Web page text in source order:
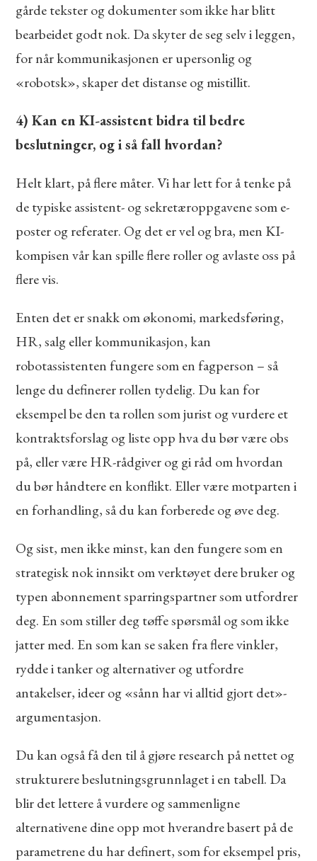
gårde tekster og dokumenter som ikke har blitt
bearbeidet godt nok. Da skyter de seg selv i leggen,
for når kommunikasjonen er upersonlig og
«robotsk», skaper det distanse og mistillit.
4) Kan en KI-assistent bidra til bedre
beslutninger, og i så fall hvordan?
Helt klart, på flere måter. Vi har lett for å tenke på
de typiske assistent- og sekretæroppgavene som e-
poster og referater. Og det er vel og bra, men KI-
kompisen vår kan spille flere roller og avlaste oss på
flere vis.
Enten det er snakk om økonomi, markedsføring,
HR, salg eller kommunikasjon, kan
robotassistenten fungere som en fagperson – så
lenge du definerer rollen tydelig. Du kan for
eksempel be den ta rollen som jurist og vurdere et
kontraktsforslag og liste opp hva du bør være obs
på, eller være HR-rådgiver og gi råd om hvordan
du bør håndtere en konflikt. Eller være motparten i
en forhandling, så du kan forberede og øve deg.
Og sist, men ikke minst, kan den fungere som en
strategisk nok innsikt om verktøyet dere bruker og
typen abonnement sparringspartner som utfordrer
deg. En som stiller deg tøffe spørsmål og som ikke
jatter med. En som kan se saken fra flere vinkler,
rydde i tanker og alternativer og utfordre
antakelser, ideer og «sånn har vi alltid gjort det»-
argumentasjon.
Du kan også få den til å gjøre research på nettet og
strukturere beslutningsgrunnlaget i en tabell. Da
blir det lettere å vurdere og sammenligne
alternativene dine opp mot hverandre basert på de
parametrene du har definert, som for eksempel pris,